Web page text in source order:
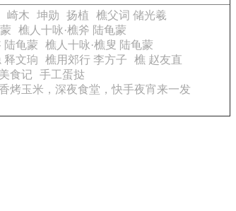
崎木 坤勋 扬植
樵父词 储光羲
樵人十咏·樵斧 陆龟蒙
陆龟蒙
樵人十咏·樵叟 陆龟蒙
释文珦 樵用郊行 李方子
樵 赵友直
食记
手工蛋挞
烤玉米，深夜食堂，快手夜宵来一发